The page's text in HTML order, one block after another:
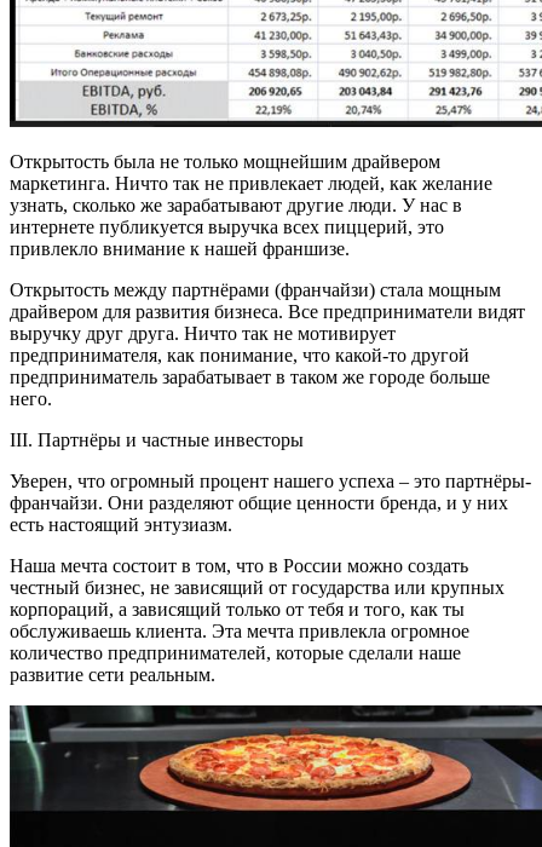
Открытость была не только мощнейшим драйвером
маркетинга. Ничто так не привлекает людей, как желание
узнать, сколько же зарабатывают другие люди. У нас в
интернете публикуется выручка всех пиццерий, это
привлекло внимание к нашей франшизе.
Открытость между партнёрами (франчайзи) стала мощным
драйвером для развития бизнеса. Все предприниматели видят
выручку друг друга. Ничто так не мотивирует
предпринимателя, как понимание, что какой-то другой
предприниматель зарабатывает в таком же городе больше
него.
III. Партнёры и частные инвесторы
Уверен, что огромный процент нашего успеха – это партнёры-
франчайзи. Они разделяют общие ценности бренда, и у них
есть настоящий энтузиазм.
Наша мечта состоит в том, что в России можно создать
честный бизнес, не зависящий от государства или крупных
корпораций, а зависящий только от тебя и того, как ты
обслуживаешь клиента. Эта мечта привлекла огромное
количество предпринимателей, которые сделали наше
развитие сети реальным.